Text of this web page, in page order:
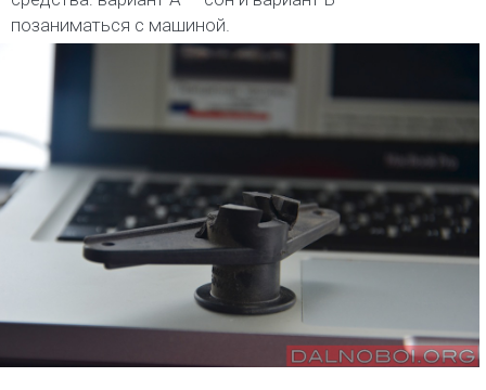
позаниматься с машиной.